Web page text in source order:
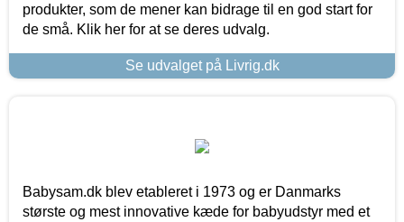
produkter, som de mener kan bidrage til en god start for
de små. Klik her for at se deres udvalg.
Se udvalget på Livrig.dk
Babysam.dk blev etableret i 1973 og er Danmarks
største og mest innovative kæde for babyudstyr med et